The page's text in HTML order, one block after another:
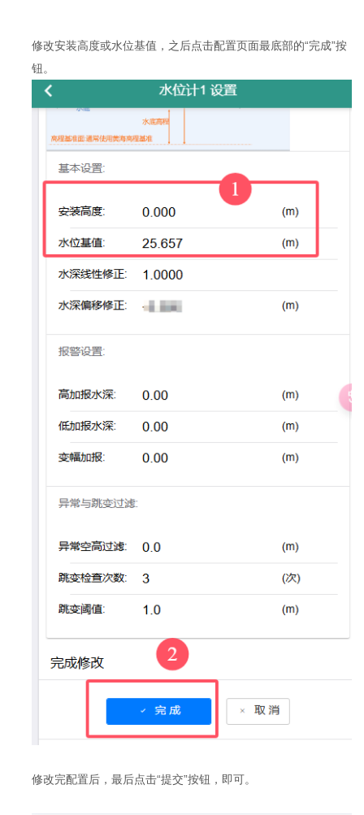
修改安装高度或水位基值，之后点击配置页面最底部的“完成”按
钮。
修改完配置后，最后点击“提交”按钮，即可。